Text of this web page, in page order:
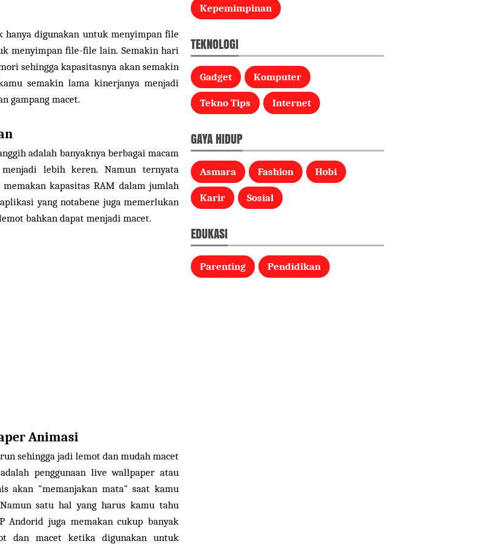
digunakan untuk menyimpan file
menyimpan file-file lain. Semakin hari
sehingga kapasitasnya akan semakin
semakin lama kinerjanya menjadi
gampang macet.
adalah banyaknya berbagai macam
lebih keren. Namun ternyata
kapasitas RAM dalam jumlah
yang notabene juga memerlukan
bahkan dapat menjadi macet.
Animasi
sehingga jadi lemot dan mudah macet
penggunaan live wallpaper atau
akan "memanjakan mata" saat kamu
satu hal yang harus kamu tahu
Andorid juga memakan cukup banyak
dan macet ketika digunakan untuk
Kepemimpinan
TEKNOLOGI
Gadget Komputer
Tekno Tips Internet
GAYA HIDUP
Asmara Fashion Hobi
Karir Sosial
EDUKASI
Parenting Pendidikan